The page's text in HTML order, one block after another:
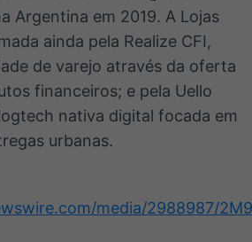
Argentina em 2019. A Lojas
ainda pela Realize CFI,
de varejo através da oferta
financeiros; e pela Uello
nativa digital focada em
urbanas.
media/2988987/